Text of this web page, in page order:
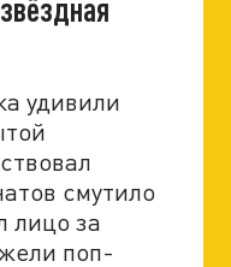
удивили
смутило
лицо за
поп-